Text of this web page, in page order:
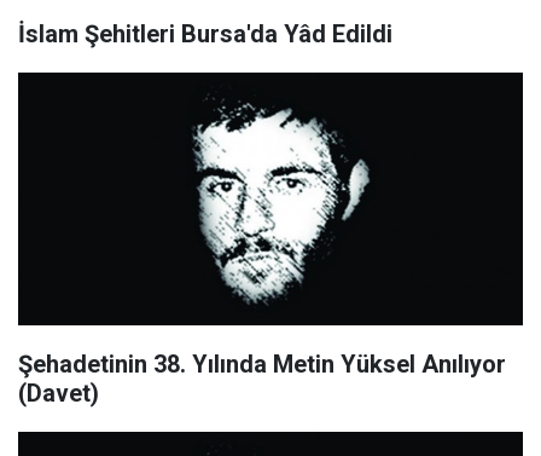
İslam Şehitleri Bursa'da Yâd Edildi
Şehadetinin 38. Yılında Metin Yüksel Anılıyor
(Davet)